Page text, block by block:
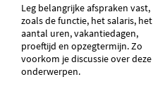
Leg belangrijke afspraken vast,
zoals de functie, het salaris, het
aantal uren, vakantiedagen,
proeftijd en opzegtermijn. Zo
voorkom je discussie over deze
onderwerpen.